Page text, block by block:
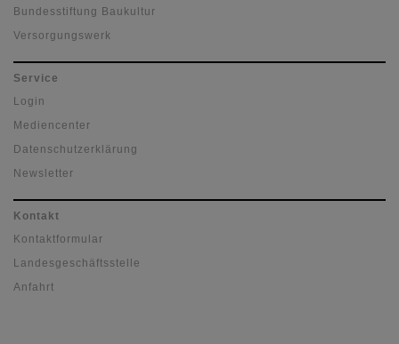
Bundesstiftung Baukultur
Versorgungswerk
Service
Login
Mediencenter
Datenschutzerklärung
Newsletter
Kontakt
Kontaktformular
Landesgeschäftsstelle
Anfahrt